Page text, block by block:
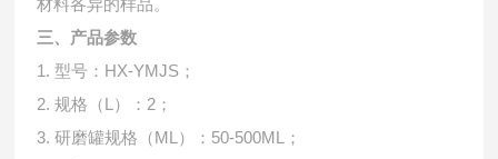
材料各异的样品。
三、产品参数
1. 型号：HX-YMJS；
2. 规格（L）：2；
3. 研磨罐规格（ML）：50-500ML；